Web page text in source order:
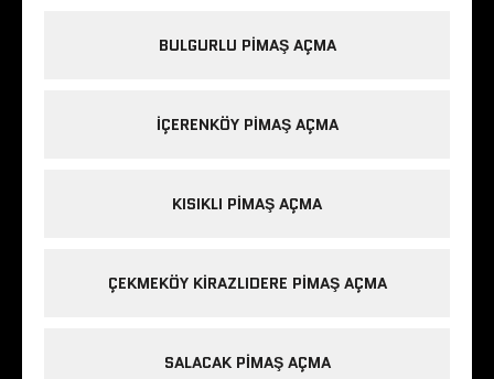
BULGURLU PIMAŞ AÇMA
IÇERENKÖY PIMAŞ AÇMA
KISIKLI PIMAŞ AÇMA
ÇEKMEKÖY KIRAZLIDERE PIMAŞ AÇMA
SALACAK PIMAŞ AÇMA